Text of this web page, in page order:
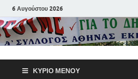
6 Αυγούστου 2026
ΚΎΡΙΟ ΜΕΝΟΎ